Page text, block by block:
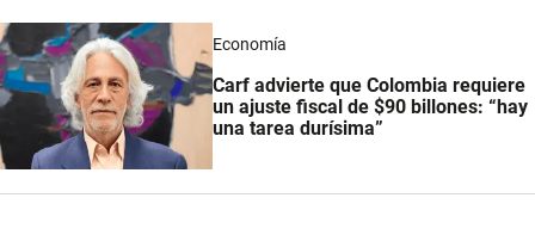
Economía
Carf advierte que Colombia requiere
un ajuste fiscal de $90 billones: “hay
una tarea durísima”